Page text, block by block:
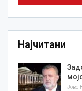
Најчитани
Јове